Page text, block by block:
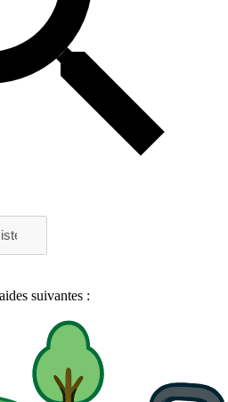
suivantes :